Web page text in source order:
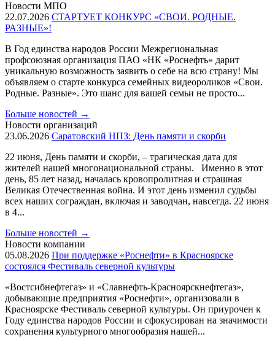
Новости МПО
22.07.2026 СТАРТУЕТ КОНКУРС «СВОИ. РОДНЫЕ.
РАЗНЫЕ»!
В Год единства народов России Межрегиональная
профсоюзная организация ПАО «НК «Роснефть» дарит
уникальную возможность заявить о себе на всю страну! Мы
объявляем о старте конкурса семейных видеороликов «Свои.
Родные. Разные». Это шанс для вашей семьи не просто...
Больше новостей →
Новости организаций
23.06.2026 Саратовский НПЗ: День памяти и скорби
22 июня, День памяти и скорби, – трагическая дата для
жителей нашей многонациональной страны. Именно в этот
день, 85 лет назад, началась кровопролитная и страшная
Великая Отечественная война. И этот день изменил судьбы
всех наших сограждан, включая и заводчан, навсегда. 22 июня
в 4...
Больше новостей →
Новости компании
05.08.2026 При поддержке «Роснефти» в Красноярске
состоялся Фестиваль северной культуры
«Востсибнефтегаз» и «Славнефть-Красноярскнефтегаз»,
добывающие предприятия «Роснефти», организовали в
Красноярске Фестиваль северной культуры. Он приурочен к
Году единства народов России и сфокусирован на значимости
сохранения культурного многообразия нашей...